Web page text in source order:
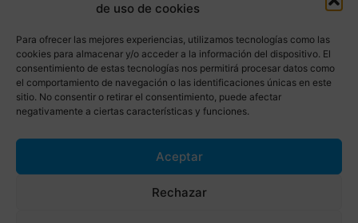
de uso de cookies
Para ofrecer las mejores experiencias, utilizamos tecnologías como las
cookies para almacenar y/o acceder a la información del dispositivo. El
consentimiento de estas tecnologías nos permitirá procesar datos como
el comportamiento de navegación o las identificaciones únicas en este
sitio. No consentir o retirar el consentimiento, puede afectar
negativamente a ciertas características y funciones.
Aceptar
Rechazar
SÍGUENOS EN REDES SOCIALES
© Torrevieja ON. Desarrollado por